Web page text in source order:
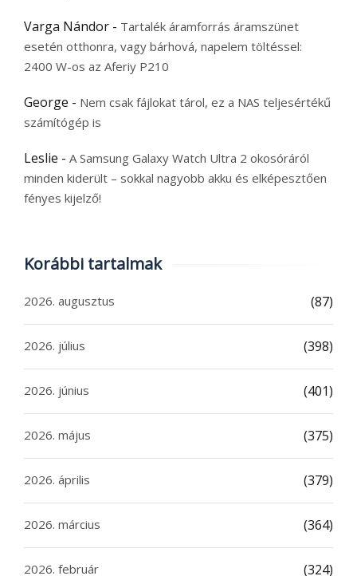
Varga Nándor - Tartalék áramforrás áramszünet
esetén otthonra, vagy bárhová, napelem töltéssel:
2400 W-os az Aferiy P210
George - Nem csak fájlokat tárol, ez a NAS teljesértékű
számítógép is
Leslie - A Samsung Galaxy Watch Ultra 2 okosóráról
minden kiderült – sokkal nagyobb akku és elképesztően
fényes kijelző!
Korábbi tartalmak
2026. augusztus (87)
2026. július (398)
2026. június (401)
2026. május (375)
2026. április (379)
2026. március (364)
2026. február (324)